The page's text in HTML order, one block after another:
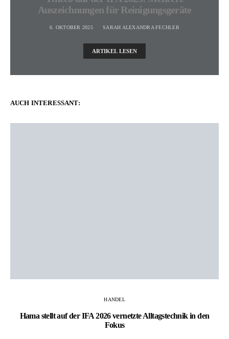
Auszeichnungen für Reinigungsgeräte
6. OKTOBER 2025 SARAH ALEXANDRA FECHLER
ARTIKEL LESEN
AUCH INTERESSANT:
HANDEL
Hama stellt auf der IFA 2026 vernetzte Alltagstechnik in den
Fokus